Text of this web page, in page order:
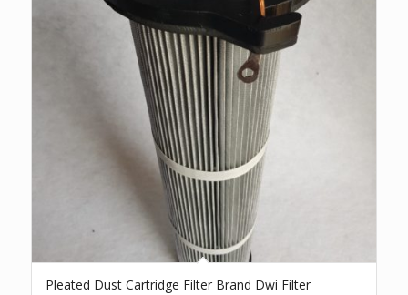
Pleated Dust Cartridge Filter Brand Dwi Filter